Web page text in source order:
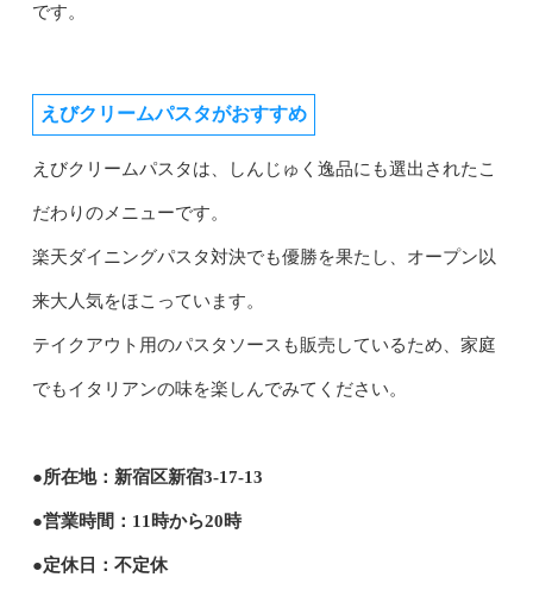
です。
えびクリームパスタがおすすめ
えびクリームパスタは、しんじゅく逸品にも選出されたこ
だわりのメニューです。
楽天ダイニングパスタ対決でも優勝を果たし、オープン以
来大人気をほこっています。
テイクアウト用のパスタソースも販売しているため、家庭
でもイタリアンの味を楽しんでみてください。
●所在地：新宿区新宿3-17-13
●営業時間：11時から20時
●定休日：不定休